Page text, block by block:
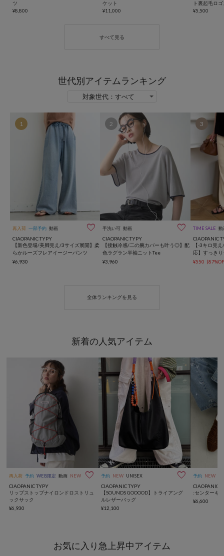
ツ
¥8,800
ケット
¥11,000
ト裏起毛ロ
¥5,500
世代別アイテムランキング
1
再入荷 一部予約 動画 
CIAOPANIC TYPY
【新色登場/美脚見え/3サイズ展開】柔
らかルーズフレアイージーパンツ
¥6,930
2
手洗い可 動画 
CIAOPANIC TYPY
【接触冷感/二の腕カバーも叶う◎】配
色ラグラン半袖ニットTee
¥3,960
3
TIME SALE 動
CIAOPANIC
【-3キロ見
応】すっき
¥550
全体ランキングを見る
新着の人気アイテム
再入荷 予約 WEB限定 動画 NEW UNISEX

CIAOPANIC TYPY
リップストップナイロンドロストリュ
ックサック
¥6,930
予約 NEW UNISEX 
CIAOPANIC TYPY
【SOUNDS GOOOOD】トライアング
ルレザーバッグ
¥12,100
予約 NEW
CIAOPANIC
:センターギ
¥6,600
お気に入り急上昇中アイテム